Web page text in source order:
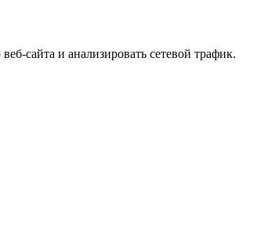
сайта и анализировать сетевой трафик.